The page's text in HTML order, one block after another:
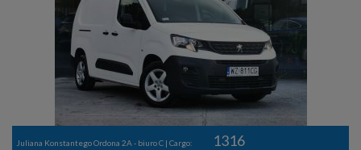
Juliana Konstantego Ordona 2A - biuro C | Cargo: 1316